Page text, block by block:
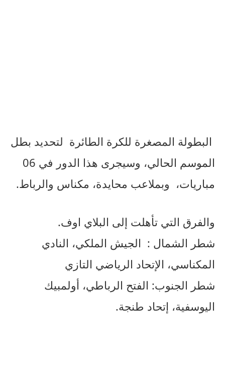
البطولة المصغرة للكرة الطائرة لتحديد بطل
الموسم الحالي، وسيجرى هذا الدور في 06
مباريات، وبملاعب محايدة، مكناس والرباط.
والفرق التي تأهلت إلى البلاي اوف.
شطر الشمال : الجيش الملكي، النادي
المكناسي، الإتحاد الرياضي التازي
شطر الجنوب: الفتح الرباطي، أولمبيك
اليوسفية، إتحاد طنجة.